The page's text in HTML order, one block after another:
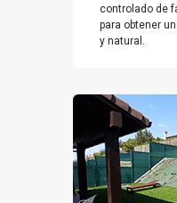
controlado de
para obtener
y natural.